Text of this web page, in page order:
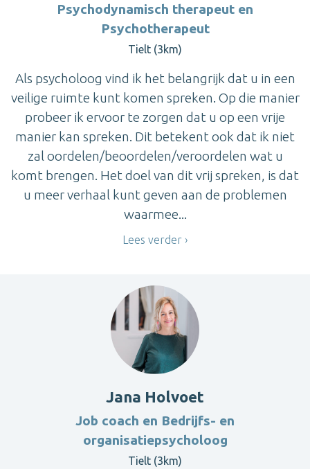
Psychodynamisch therapeut en
Psychotherapeut
Tielt (3km)
Als psycholoog vind ik het belangrijk dat u in een
veilige ruimte kunt komen spreken. Op die manier
probeer ik ervoor te zorgen dat u op een vrije
manier kan spreken. Dit betekent ook dat ik niet
zal oordelen/beoordelen/veroordelen wat u
komt brengen. Het doel van dit vrij spreken, is dat
u meer verhaal kunt geven aan de problemen
waarmee...
Lees verder
Jana Holvoet
Job coach en Bedrijfs- en
organisatiepsycholoog
Tielt (3km)